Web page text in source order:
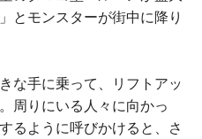
とモンスターが街中に降り
な手に乗って、リフトアッ
周りにいる人々に向かっ
るように呼びかけると、さ